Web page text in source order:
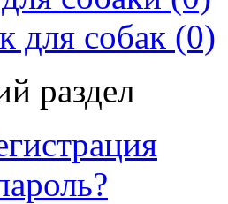
для собак (0)
раздел